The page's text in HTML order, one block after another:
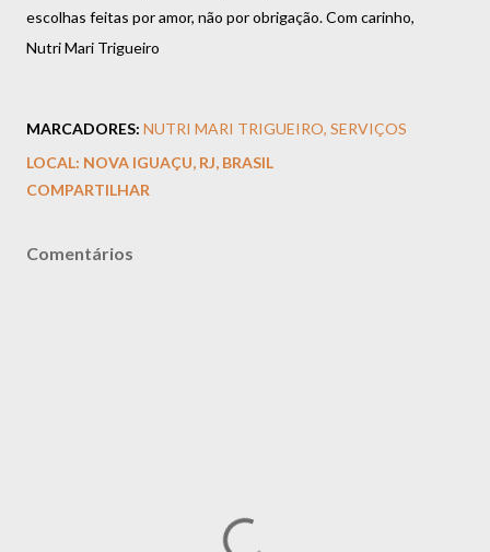
escolhas feitas por amor, não por obrigação. Com carinho,
Nutri Mari Trigueiro
MARCADORES: NUTRI MARI TRIGUEIRO SERVIÇOS
LOCAL: NOVA IGUAÇU, RJ, BRASIL
COMPARTILHAR
Comentários